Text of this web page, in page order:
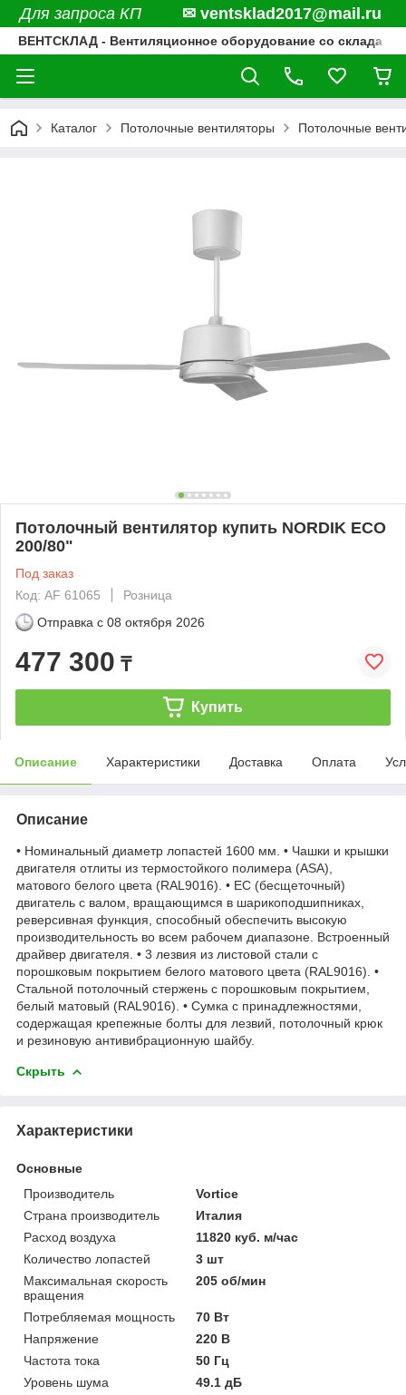
Для запроса КП ✉ ventsklad2017@mail.ru
ВЕНТСКЛАД - Вентиляционное оборудование со склада
Каталог Потолочные вентиляторы Потолочные
Потолочный вентилятор купить NORDIK ECO
200/80"
Под заказ
Код: AF 61065
Розница
Отправка с 08 октября 2026
477 300 ₸
Купить
Описание Характеристики Доставка Оплата
Описание
• Номинальный диаметр лопастей 1600 мм. • Чашки и крышки
двигателя отлиты из термостойкого полимера (ASA),
матового белого цвета (RAL9016). • ЕС (бесщеточный)
двигатель с валом, вращающимся в шарикоподшипниках,
реверсивная функция, способный обеспечить высокую
производительность во всем рабочем диапазоне. Встроенный
драйвер двигателя. • 3 лезвия из листовой стали с
порошковым покрытием белого матового цвета (RAL9016). •
Стальной потолочный стержень с порошковым покрытием,
белый матовый (RAL9016). • Сумка с принадлежностями,
содержащая крепежные болты для лезвий, потолочный крюк
и резиновую антивибрационную шайбу.
Скрыть
Характеристики
Основные
Производитель
Vortice
Страна производитель
Италия
Расход воздуха
11820 куб. м/час
Количество лопастей
3 шт
Максимальная скорость
вращения
205 об/мин
Потребляемая мощность
70 Вт
Напряжение
220 В
Частота тока
50 Гц
Уровень шума
49.1 дБ